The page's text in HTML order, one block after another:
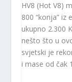
HV8 (Hot V8)
800 “konja”
ukupno 2.300
nešto što u
svjetski je
i mase od čak